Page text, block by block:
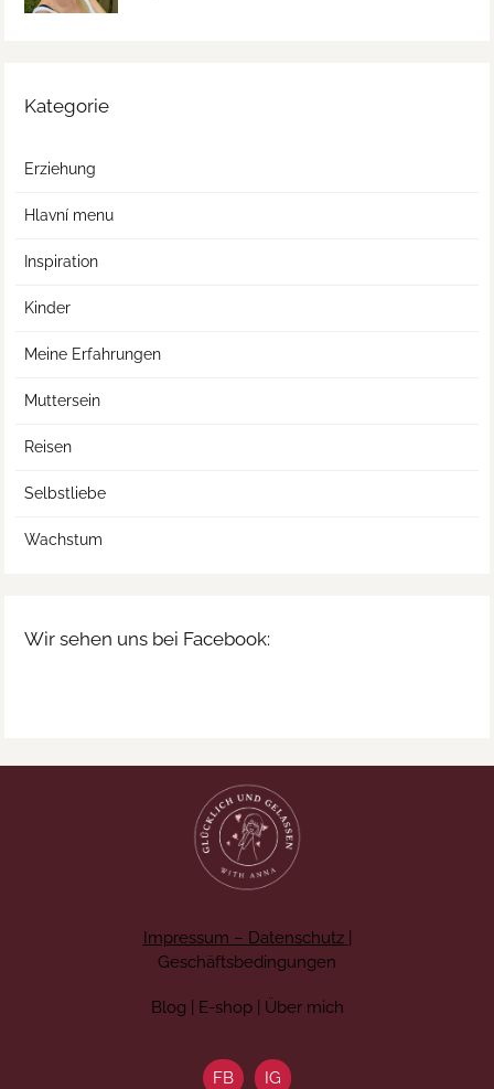
Kategorie
Erziehung
Hlavní menu
Inspiration
Kinder
Meine Erfahrungen
Muttersein
Reisen
Selbstliebe
Wachstum
Wir sehen uns bei Facebook:
Impressum – Datenschutz
Geschäftsbedingungen
Blog | E-shop | Über mich
FB IG